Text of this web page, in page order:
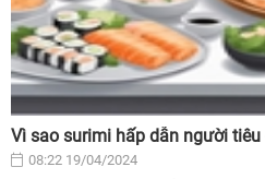
Vì sao surimi hấp dẫn người tiêu
08:22 19/04/2024